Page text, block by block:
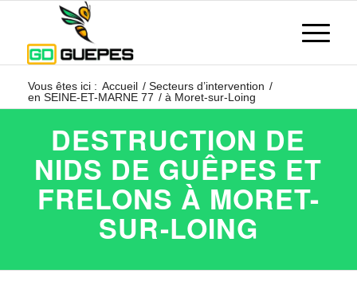
Vous êtes ici : Accueil / Secteurs d’intervention /
en SEINE-ET-MARNE 77 / à Moret-sur-Loing
DESTRUCTION DE
NIDS DE GUÊPES ET
FRELONS À MORET-
SUR-LOING